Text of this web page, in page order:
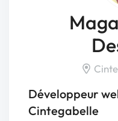
Développeur
Cintegabelle